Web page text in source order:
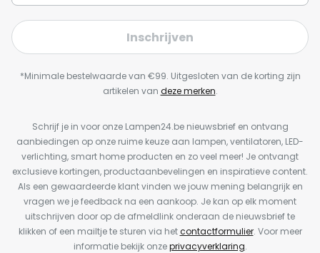
Inschrijven
*Minimale bestelwaarde van €99. Uitgesloten van de korting zijn
artikelen van deze merken.
Schrijf je in voor onze Lampen24.be nieuwsbrief en ontvang
aanbiedingen op onze ruime keuze aan lampen, ventilatoren, LED-
verlichting, smart home producten en zo veel meer! Je ontvangt
exclusieve kortingen, productaanbevelingen en inspiratieve content.
Als een gewaardeerde klant vinden we jouw mening belangrijk en
vragen we je feedback na een aankoop. Je kan op elk moment
uitschrijven door op de afmeldlink onderaan de nieuwsbrief te
klikken of een mailtje te sturen via hetcontactformulier. Voor meer
informatie bekijk onzeprivacyverklaring.